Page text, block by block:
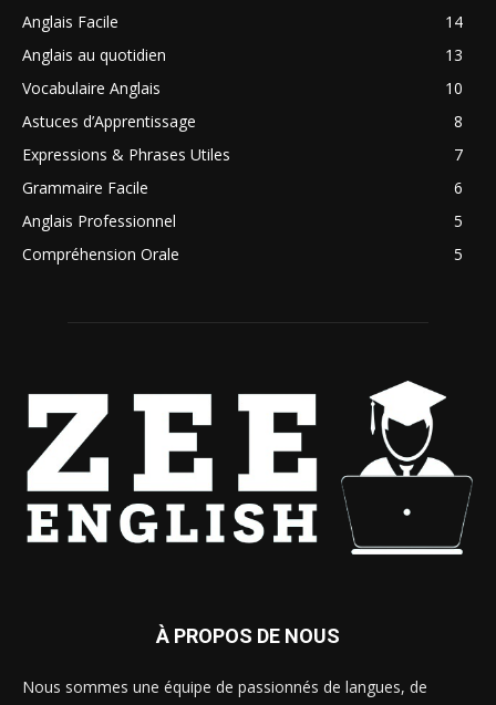
Anglais Facile
14
Anglais au quotidien
13
Vocabulaire Anglais
10
Astuces d’Apprentissage
8
Expressions & Phrases Utiles
7
Grammaire Facile
6
Anglais Professionnel
5
Compréhension Orale
5
À PROPOS DE NOUS
Nous sommes une équipe de passionnés de langues, de